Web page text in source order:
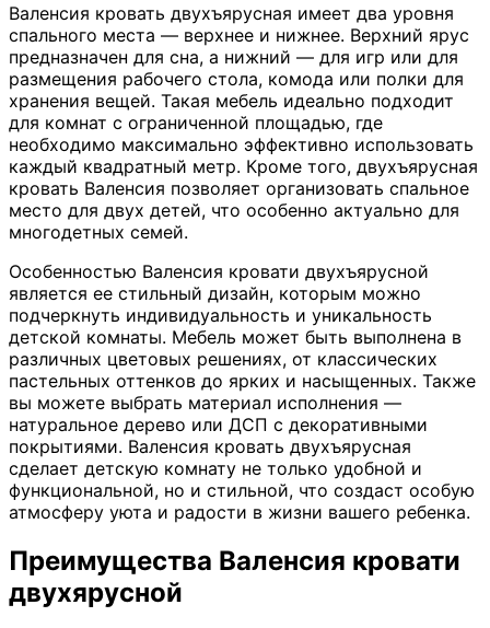
Валенсия кровать двухъярусная имеет два уровня
спального места — верхнее и нижнее. Верхний ярус
предназначен для сна, а нижний — для игр или для
размещения рабочего стола, комода или полки для
хранения вещей. Такая мебель идеально подходит
для комнат с ограниченной площадью, где
необходимо максимально эффективно использовать
каждый квадратный метр. Кроме того, двухъярусная
кровать Валенсия позволяет организовать спальное
место для двух детей, что особенно актуально для
многодетных семей.
Особенностью Валенсия кровати двухъярусной
является ее стильный дизайн, которым можно
подчеркнуть индивидуальность и уникальность
детской комнаты. Мебель может быть выполнена в
различных цветовых решениях, от классических
пастельных оттенков до ярких и насыщенных. Также
вы можете выбрать материал исполнения —
натуральное дерево или ДСП с декоративными
покрытиями. Валенсия кровать двухъярусная
сделает детскую комнату не только удобной и
функциональной, но и стильной, что создаст особую
атмосферу уюта и радости в жизни вашего ребенка.
Преимущества Валенсия кровати
двухярусной